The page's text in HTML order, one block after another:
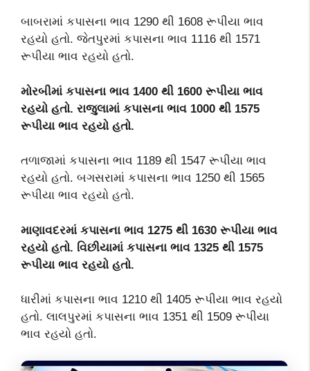
બાબરામાં કપાસના ભાવ 1290 થી 1608 રૂપીયા ભાવ
રહયો હતો. જેતપુરમાં કપાસના ભાવ 1116 થી 1571
રૂપીયા ભાવ રહયો હતો.
મોરબીમાં કપાસના ભાવ 1400 થી 1600 રૂપીયા ભાવ
રહયો હતો. રાજુલામાં કપાસના ભાવ 1000 થી 1575
રૂપીયા ભાવ રહયો હતો.
તળાજામાં કપાસના ભાવ 1189 થી 1547 રૂપીયા ભાવ
રહયો હતો. બગસરામાં કપાસના ભાવ 1250 થી 1565
રૂપીયા ભાવ રહયો હતો.
માણાવદરમાં કપાસના ભાવ 1275 થી 1630 રૂપીયા ભાવ
રહયો હતો. વિછીયામાં કપાસના ભાવ 1325 થી 1575
રૂપીયા ભાવ રહયો હતો.
ધારીમાં કપાસના ભાવ 1210 થી 1405 રૂપીયા ભાવ રહયો
હતો. લાલપુરમાં કપાસના ભાવ 1351 થી 1509 રૂપીયા
ભાવ રહયો હતો.